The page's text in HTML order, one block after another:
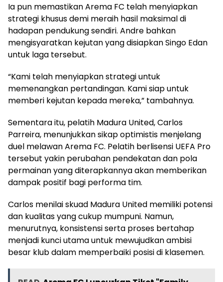
Ia pun memastikan Arema FC telah menyiapkan
strategi khusus demi meraih hasil maksimal di
hadapan pendukung sendiri. Andre bahkan
mengisyaratkan kejutan yang disiapkan Singo Edan
untuk laga tersebut.
“Kami telah menyiapkan strategi untuk
memenangkan pertandingan. Kami siap untuk
memberi kejutan kepada mereka,” tambahnya.
Sementara itu, pelatih Madura United, Carlos
Parreira, menunjukkan sikap optimistis menjelang
duel melawan Arema FC. Pelatih berlisensi UEFA Pro
tersebut yakin perubahan pendekatan dan pola
permainan yang diterapkannya akan memberikan
dampak positif bagi performa tim.
Carlos menilai skuad Madura United memiliki potensi
dan kualitas yang cukup mumpuni. Namun,
menurutnya, konsistensi serta proses bertahap
menjadi kunci utama untuk mewujudkan ambisi
besar klub dalam memperbaiki posisi di klasemen.